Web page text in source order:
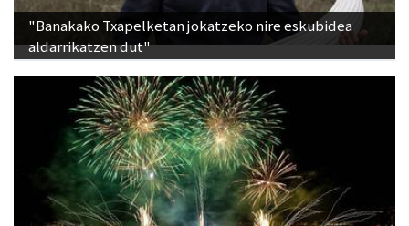
"Banakako Txapelketan jokatzeko nire eskubidea
aldarrikatzen dut"